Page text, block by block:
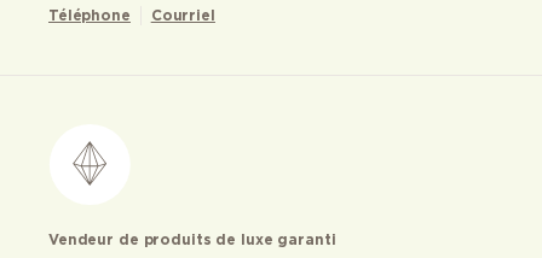
Téléphone Courriel
Vendeur de produits de luxe garanti